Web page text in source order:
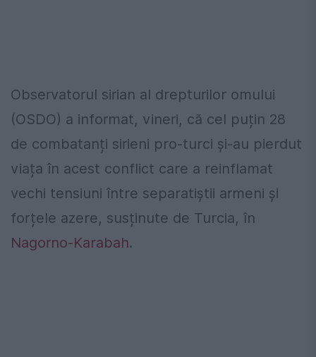
Observatorul sirian al drepturilor omului
(OSDO) a informat, vineri, că cel puțin 28
de combatanți sirieni pro-turci și-au pierdut
viața în acest conflict care a reinflamat
vechi tensiuni între separatiștii armeni și
forțele azere, susținute de Turcia, în
Nagorno-Karabah.